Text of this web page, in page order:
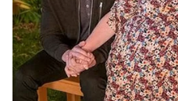
Image Credit :OTHERS
ವೃಶ್ಚಿಕ ರಾಶಿ
ಇಂದು ನಿಮಗೆ ಮಿಶ್ರ